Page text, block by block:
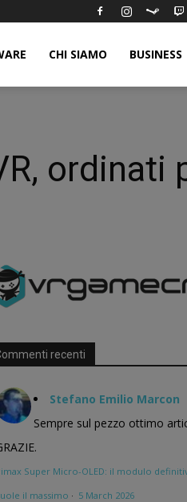
CHI SIAMO BUSINESS
ordinati
recenti
Stefano Emilio Marcon
Sempre sul pezzo ottimo
Super Micro-OLED: il modulo
il massimo · 5 March 2026